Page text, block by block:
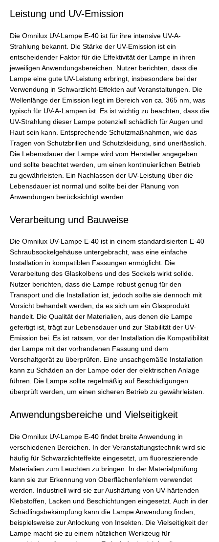
Leistung und UV-Emission
Die Omnilux UV-Lampe E-40 ist für ihre intensive UV-A-
Strahlung bekannt. Die Stärke der UV-Emission ist ein
entscheidender Faktor für die Effektivität der Lampe in ihren
jeweiligen Anwendungsbereichen. Nutzer berichten, dass die
Lampe eine gute UV-Leistung erbringt, insbesondere bei der
Verwendung in Schwarzlicht-Effekten auf Veranstaltungen. Die
Wellenlänge der Emission liegt im Bereich von ca. 365 nm, was
typisch für UV-A-Lampen ist. Es ist wichtig zu beachten, dass die
UV-Strahlung dieser Lampe potenziell schädlich für Augen und
Haut sein kann. Entsprechende Schutzmaßnahmen, wie das
Tragen von Schutzbrillen und Schutzkleidung, sind unerlässlich.
Die Lebensdauer der Lampe wird vom Hersteller angegeben
und sollte beachtet werden, um einen kontinuierlichen Betrieb
zu gewährleisten. Ein Nachlassen der UV-Leistung über die
Lebensdauer ist normal und sollte bei der Planung von
Anwendungen berücksichtigt werden.
Verarbeitung und Bauweise
Die Omnilux UV-Lampe E-40 ist in einem standardisierten E-40
Schraubsockelgehäuse untergebracht, was eine einfache
Installation in kompatiblen Fassungen ermöglicht. Die
Verarbeitung des Glaskolbens und des Sockels wirkt solide.
Nutzer berichten, dass die Lampe robust genug für den
Transport und die Installation ist, jedoch sollte sie dennoch mit
Vorsicht behandelt werden, da es sich um ein Glasprodukt
handelt. Die Qualität der Materialien, aus denen die Lampe
gefertigt ist, trägt zur Lebensdauer und zur Stabilität der UV-
Emission bei. Es ist ratsam, vor der Installation die Kompatibilität
der Lampe mit der vorhandenen Fassung und dem
Vorschaltgerät zu überprüfen. Eine unsachgemäße Installation
kann zu Schäden an der Lampe oder der elektrischen Anlage
führen. Die Lampe sollte regelmäßig auf Beschädigungen
überprüft werden, um einen sicheren Betrieb zu gewährleisten.
Anwendungsbereiche und Vielseitigkeit
Die Omnilux UV-Lampe E-40 findet breite Anwendung in
verschiedenen Bereichen. In der Veranstaltungstechnik wird sie
häufig für Schwarzlichteffekte eingesetzt, um fluoreszierende
Materialien zum Leuchten zu bringen. In der Materialprüfung
kann sie zur Erkennung von Oberflächenfehlern verwendet
werden. Industriell wird sie zur Aushärtung von UV-härtenden
Klebstoffen, Lacken und Beschichtungen eingesetzt. Auch in der
Schädlingsbekämpfung kann die Lampe Anwendung finden,
beispielsweise zur Anlockung von Insekten. Die Vielseitigkeit der
Lampe macht sie zu einem nützlichen Werkzeug für